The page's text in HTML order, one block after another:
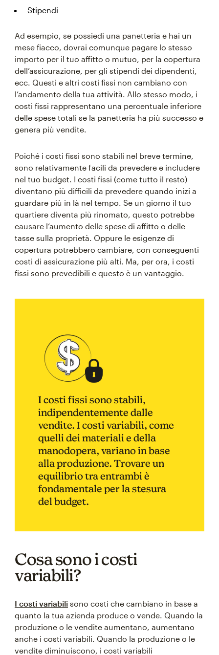
Stipendi
Ad esempio, se possiedi una panetteria e hai un
mese fiacco, dovrai comunque pagare lo stesso
importo per il tuo affitto o mutuo, per la copertura
dell’assicurazione, per gli stipendi dei dipendenti,
ecc. Questi e altri costi fissi non cambiano con
l’andamento della tua attività. Allo stesso modo, i
costi fissi rappresentano una percentuale inferiore
delle spese totali se la panetteria ha più successo e
genera più vendite.
Poiché i costi fissi sono stabili nel breve termine,
sono relativamente facili da prevedere e includere
nel tuo budget. I costi fissi (come tutto il resto)
diventano più difficili da prevedere quando inizi a
guardare più in là nel tempo. Se un giorno il tuo
quartiere diventa più rinomato, questo potrebbe
causare l’aumento delle spese di affitto o delle
tasse sulla proprietà. Oppure le esigenze di
copertura potrebbero cambiare, con conseguenti
costi di assicurazione più alti. Ma, per ora, i costi
fissi sono prevedibili e questo è un vantaggio.
I costi fissi sono stabili,
indipendentemente dalle
vendite. I costi variabili, come
quelli dei materiali e della
manodopera, variano in base
alla produzione. Trovare un
equilibrio tra entrambi è
fondamentale per la stesura
del budget.
Cosa sono i costi
variabili?
I costi variabili sono costi che cambiano in base a
quanto la tua azienda produce o vende. Quando la
produzione o le vendite aumentano, aumentano
anche i costi variabili. Quando la produzione o le
vendite diminuiscono, i costi variabili